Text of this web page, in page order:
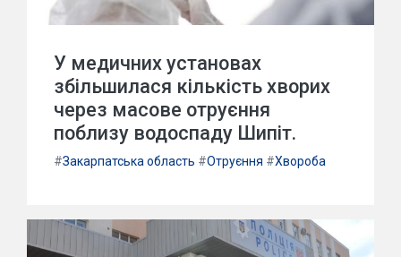
У медичних установах
збільшилася кількість хворих
через масове отруєння
поблизу водоспаду Шипіт.
#Закарпатська область #Отруєння #Хвороба